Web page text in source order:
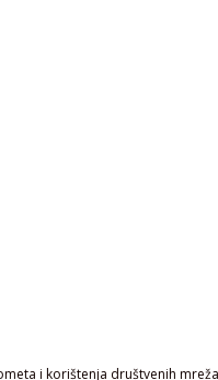
i korištenja društvenih